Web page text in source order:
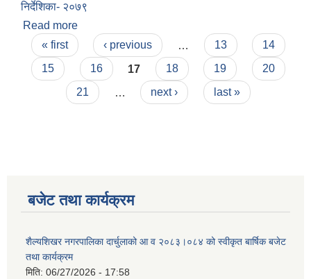
निर्देशिका- २०७९
Read more
नविकरण सम्बन्धी निर्देशिका- २०७९
Pages
« first ‹ previous 13
14
15
16 17 18 19
20
21
next › last »
बजेट तथा कार्यक्रम
शैल्यशिखर नगरपालिका दार्चुलाको आ व २०८३।०८४ को स्वीकृत बार्षिक बजेट
तथा कार्यक्रम
मिति: 06/27/2026 - 17:58